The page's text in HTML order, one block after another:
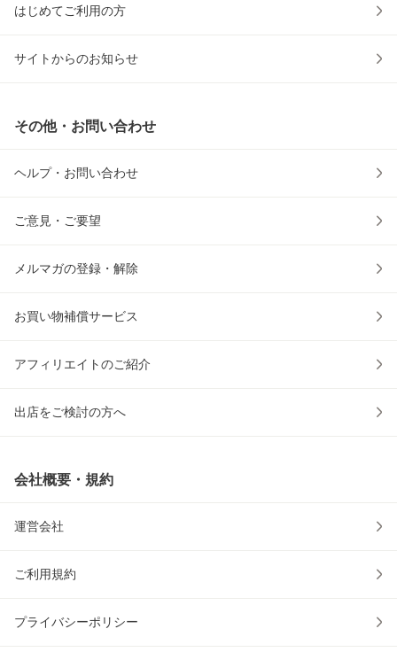
はじめてご利用の方
サイトからのお知らせ
その他・お問い合わせ
ヘルプ・お問い合わせ
ご意見・ご要望
メルマガの登録・解除
お買い物補償サービス
アフィリエイトのご紹介
出店をご検討の方へ
会社概要・規約
運営会社
ご利用規約
プライバシーポリシー